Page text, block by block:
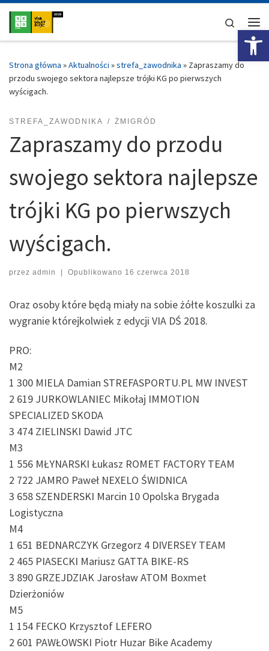
Przejdź do treści
Search
Strona główna »Aktualności »strefa_zawodnika » Zapraszamy do
przodu swojego sektora najlepsze trójki KG po pierwszych
wyścigach.
STREFA_ZAWODNIKA ŻMIGRÓD
Zapraszamy do przodu
swojego sektora najlepsze
trójki KG po pierwszych
wyścigach.
przez admin | Opublikowano 16 czerwca 2018
Oraz osoby które będą miały na sobie żółte koszulki za
wygranie którejkolwiek z edycji VIA DŚ 2018.
PRO:
M2
1 300 MIELA Damian STREFASPORTU.PL MW INVEST
2 619 JURKOWLANIEC Mikołaj IMMOTION
SPECIALIZED SKODA
3 474 ZIELINSKI Dawid JTC
M3
1 556 MŁYNARSKI Łukasz ROMET FACTORY TEAM
2 722 JAMRO Paweł NEXELO ŚWIDNICA
3 658 SZENDERSKI Marcin 10 Opolska Brygada
Logistyczna
M4
1 651 BEDNARCZYK Grzegorz 4 DIVERSEY TEAM
2 465 PIASECKI Mariusz GATTA BIKE-RS
3 890 GRZEJDZIAK Jarosław ATOM Boxmet
Dzierżoniów
M5
1 154 FECKO Krzysztof LEFERO
2 601 PAWŁOWSKI Piotr Huzar Bike Academy